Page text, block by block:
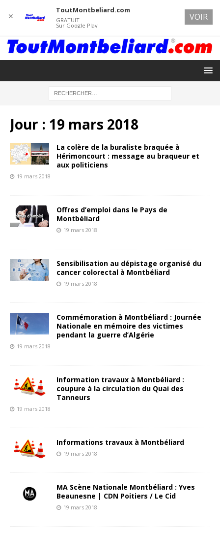
Jour : 19 mars 2018
La colère de la buraliste braquée à
Hérimoncourt : message au braqueur et
aux politiciens
19 mars 2018
Offres d’emploi dans le Pays de
Montbéliard
19 mars 2018
Sensibilisation au dépistage organisé du
cancer colorectal à Montbéliard
19 mars 2018
Commémoration à Montbéliard : Journée
Nationale en mémoire des victimes
pendant la guerre d’Algérie
19 mars 2018
Information travaux à Montbéliard :
coupure à la circulation du Quai des
Tanneurs
19 mars 2018
Informations travaux à Montbéliard
19 mars 2018
MA Scène Nationale Montbéliard : Yves
Beaunesne | CDN Poitiers / Le Cid
19 mars 2018
✕
ToutMontbeliard.com
GRATUIT
Sur Google Play
VOIR